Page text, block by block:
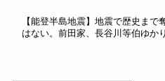
【能登半島地震】地震で歴史まで
はない。前田家、長谷川等伯ゆか